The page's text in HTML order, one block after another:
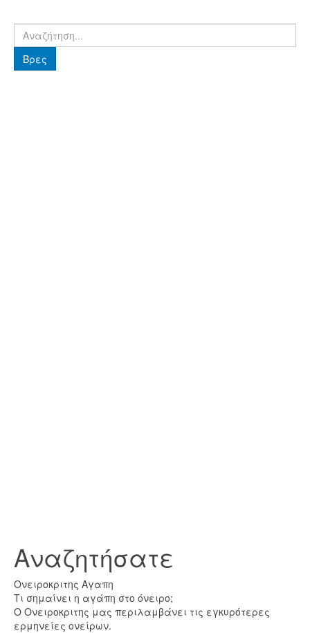
Βρες
Βρες
Αναζητήσατε
Ονειροκριτης Αγαπη
Τι σημαίνει η αγάπη στο όνειρο;
Ο Ονειροκριτης μας περιλαμβάνει τις εγκυρότερες
ερμηνείες ονείρων.